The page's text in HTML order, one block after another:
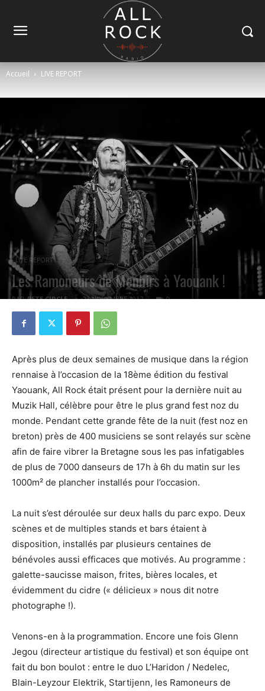
Accueil LIVE REPORT
LIVE REPORT
Les Ramoneurs de Menhirs à Yaouank !
PAR PETE CIRCLE 23 NOVEMBRE 2017 0
Après plus de deux semaines de musique dans la région
rennaise à l’occasion de la 18ème édition du festival
Yaouank, All Rock était présent pour la dernière nuit au
Muzik Hall, célèbre pour être le plus grand fest noz du
monde. Pendant cette grande fête de la nuit (fest noz en
breton) près de 400 musiciens se sont relayés sur scène
afin de faire vibrer la Bretagne sous les pas infatigables
de plus de 7000 danseurs de 17h à 6h du matin sur les
1000m² de plancher installés pour l’occasion.
La nuit s’est déroulée sur deux halls du parc expo. Deux
scènes et de multiples stands et bars étaient à
disposition, installés par plusieurs centaines de
bénévoles aussi efficaces que motivés. Au programme :
galette-saucisse maison, frites, bières locales, et
évidemment du cidre (« délicieux » nous dit notre
photographe !).
Venons-en à la programmation. Encore une fois Glenn
Jegou (directeur artistique du festival) et son équipe ont
fait du bon boulot : entre le duo L’Haridon / Nedelec,
Blain-Leyzour Elektrik, Startijenn, les Ramoneurs de